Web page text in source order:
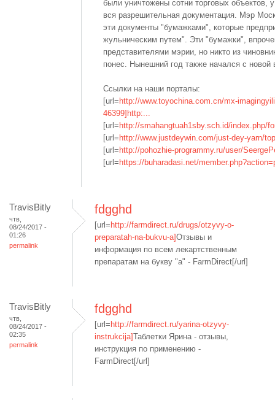
были уничтожены сотни торговых объектов,
вся разрешительная документация. Мэр
эти документы "бумажками", которые
жульническим путем". Эти "бумажки",
представителями мэрии, но никто из
понес. Нынешний год также начался с новой
Ссылки на наши порталы:
[url= http://www.toyochina.com.cn/mx-
46399]http:...
[url= http://smahangtuah1sby.sch.id/index.php/
[url= http://www.justdeywin.com/just-dey-yarn/
[url= http://pohozhie-programmy.ru/user/
[url= https://buharadasi.net/
TravisBitly
чтв,
08/24/2017 -
01:26
permalink
fdgghd
[url= http://farmdirect.ru/drugs/otzyvy-o-
preparatah-na-bukvu-a]Отзывы и
информация по всем лекартственным
препаратам на букву "а" - FarmDirect[/url]
TravisBitly
чтв,
08/24/2017 -
02:35
permalink
fdgghd
[url= http://farmdirect.ru/yarina-otzyvy-
instrukcija]Таблетки Ярина - отзывы,
инструкция по применению -
FarmDirect[/url]